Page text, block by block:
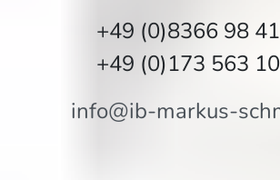
+49 (0)8366 98
+49 (0)173 563
info@ib-markus-